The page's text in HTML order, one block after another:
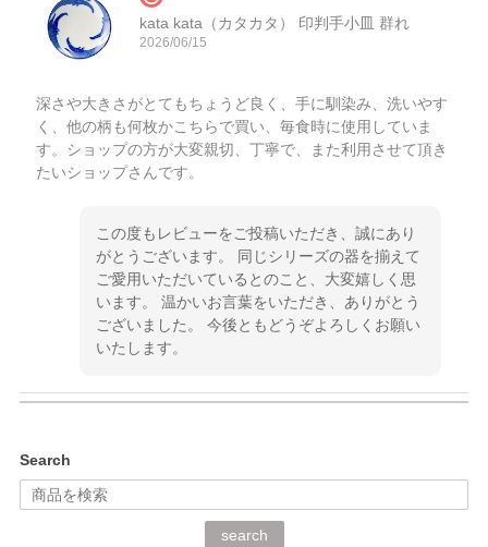
kata kata（カタカタ） 印判手小皿 群れ
2026/06/15
深さや大きさがとてもちょうど良く、手に馴染み、洗いやす
く、他の柄も何枚かこちらで買い、毎食時に使用していま
す。ショップの方が大変親切、丁寧で、また利用させて頂き
たいショップさんです。
この度もレビューをご投稿いただき、誠にあり
がとうございます。 同じシリーズの器を揃えて
ご愛用いただいているとのこと、大変嬉しく思
います。 温かいお言葉をいただき、ありがとう
ございました。 今後ともどうぞよろしくお願い
いたします。
深さや大きさがとてもちょうど良く、手に馴染み、洗いやす
Search
search